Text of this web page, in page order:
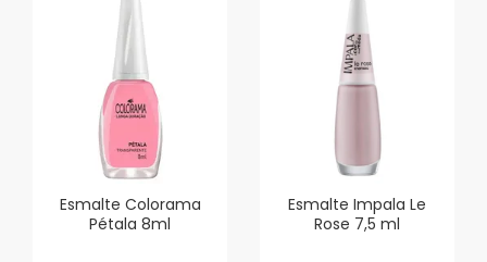
Esmalte Colorama
Pétala 8ml
Esmalte Impala Le
Rose 7,5 ml